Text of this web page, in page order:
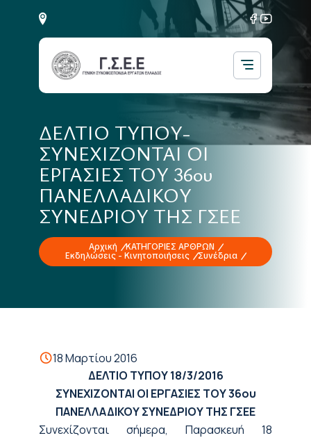
ΔΕΛΤΙΟ ΤΥΠΟΥ-
ΣΥΝΕΧΙΖΟΝΤΑΙ ΟΙ
ΕΡΓΑΣΙΕΣ ΤΟΥ 36ου
ΠΑΝΕΛΛΑΔΙΚΟΥ
ΣΥΝΕΔΡΙΟΥ ΤΗΣ ΓΣΕΕ
Αρχική
ΚΑΤΗΓΟΡΙΕΣ ΑΡΘΡΩΝ
Εκδηλώσεις - Κινητοποιήσεις
Συνέδρια
18 Μαρτίου 2016
ΔΕΛΤΙΟ ΤΥΠΟΥ 18/3/2016
ΣΥΝΕΧΙΖΟΝΤΑΙ ΟΙ ΕΡΓΑΣΙΕΣ ΤΟΥ 36ου
ΠΑΝΕΛΛΑΔΙΚΟΥ ΣΥΝΕΔΡΙΟΥ ΤΗΣ ΓΣΕΕ
Συνεχίζονται σήμερα, Παρασκευή 18